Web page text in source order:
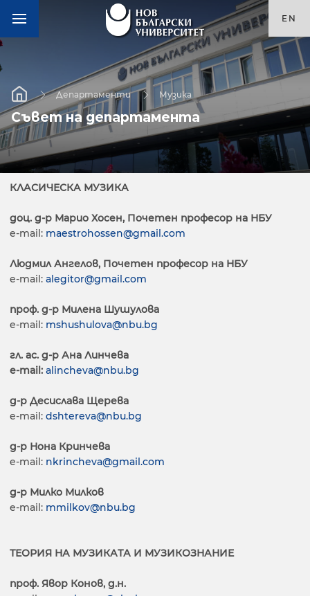
EN
Департаменти Музика
Съвет на департамента
КЛАСИЧЕСКА МУЗИКА
доц. д-р Марио Хосен, Почетен професор на НБУ
e-mail: maestrohossen@gmail.com
Людмил Ангелов, Почетен професор на НБУ
e-mail: alegitor@gmail.com
проф. д-р Милена Шушулова
e-mail: mshushulova@nbu.bg
гл. ас. д-р Ана Линчева
e-mail: alincheva@nbu.bg
д-р Десислава Щерева
e-mail: dshtereva@nbu.bg
д-р Нона Кринчева
e-mail: nkrincheva@gmail.com
д-р Милко Милков
e-mail: mmilkov@nbu.bg
ТЕОРИЯ НА МУЗИКАТА И МУЗИКОЗНАНИЕ
проф. Явор Конов, д.н.